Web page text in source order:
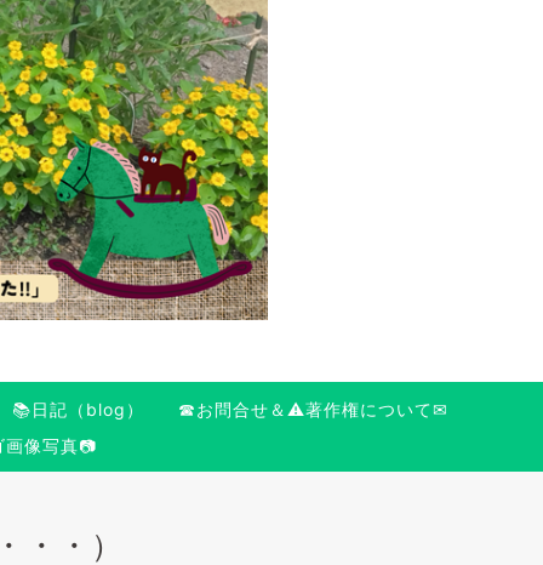
📚日記（blog）
☎お問合せ＆⚠️著作権について✉
像写真📷
・）